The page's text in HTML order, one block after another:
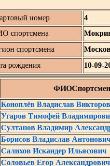
номер
4
спортсмена
спортсмена
рождения
10-09-
Коноплёв Владислав
Угаров Тимофей
Султанов Владимир
Борисов Владислав
Салихов Искандер Ильясович
Соловьев Егор Александрович